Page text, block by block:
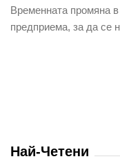
Временната промяна
предприема, за да се
Най-Четени